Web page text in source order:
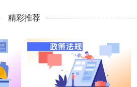
精彩推荐